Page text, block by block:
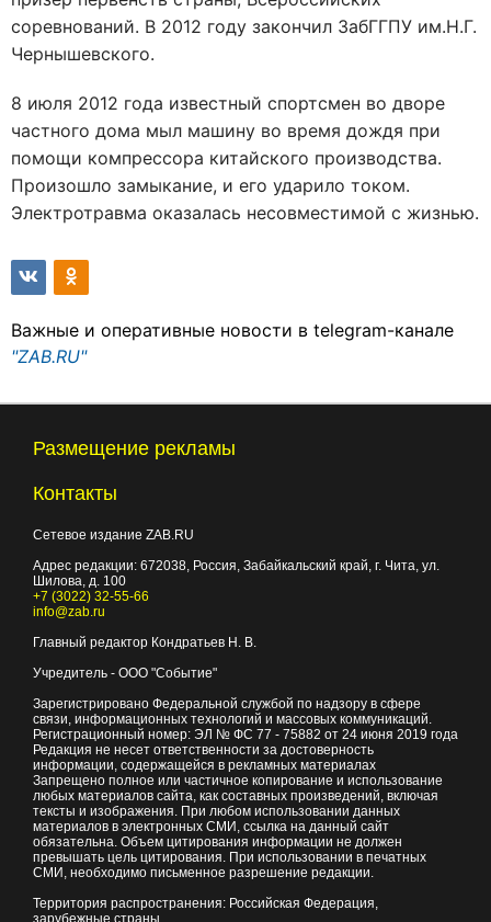
соревнований. В 2012 году закончил ЗабГГПУ им.Н.Г.
Чернышевского.
8 июля 2012 года известный спортсмен во дворе
частного дома мыл машину во время дождя при
помощи компрессора китайского производства.
Произошло замыкание, и его ударило током.
Электротравма оказалась несовместимой с жизнью.
Важные и оперативные новости в telegram-канале
"ZAB.RU"
Размещение рекламы
Контакты
Сетевое издание ZAB.RU
Адрес редакции: 672038, Россия, Забайкальский край, г. Чита, ул.
Шилова, д. 100
+7 (3022) 32-55-66
info@zab.ru
Главный редактор Кондратьев Н. В.
Учредитель - ООО "Событие"
Зарегистрировано Федеральной службой по надзору в сфере
связи, информационных технологий и массовых коммуникаций.
Регистрационный номер: ЭЛ № ФС 77 - 75882 от 24 июня 2019 года
Редакция не несет ответственности за достоверность
информации, содержащейся в рекламных материалах
Запрещено полное или частичное копирование и использование
любых материалов сайта, как составных произведений, включая
тексты и изображения. При любом использовании данных
материалов в электронных СМИ, ссылка на данный сайт
обязательна. Объем цитирования информации не должен
превышать цель цитирования. При использовании в печатных
СМИ, необходимо письменное разрешение редакции.
Территория распространения: Российская Федерация,
зарубежные страны